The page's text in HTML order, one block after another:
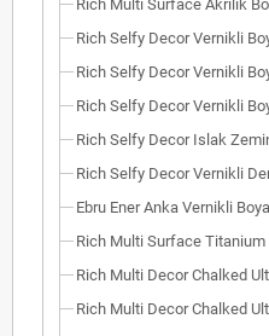
Rich Multi Surface Akrilik
Rich Selfy Decor Vernikli
Rich Selfy Decor Vernikli
Rich Selfy Decor Vernikli
Rich Selfy Decor Islak
Rich Selfy Decor Vernikli
Ebru Ener Anka Vernikli
Rich Multi Surface
Rich Multi Decor Chalked
Rich Multi Decor Chalked